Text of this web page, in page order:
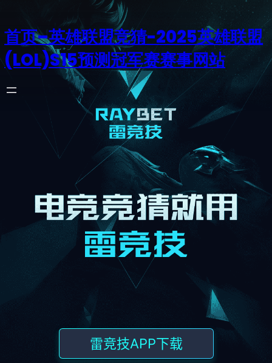
首页–英雄联盟竞猜-2025英雄联盟
(LOL)S15预测冠军赛赛事网站